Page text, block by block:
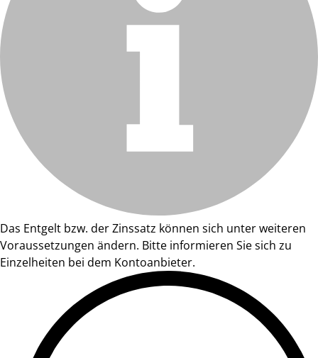
Das Entgelt bzw. der Zinssatz können sich unter weiteren
Voraussetzungen ändern. Bitte informieren Sie sich zu
Einzelheiten bei dem Kontoanbieter.